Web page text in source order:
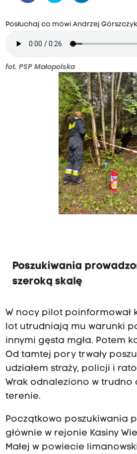
Posłuchaj co mówi Andrzej
fot. PSP Małopolska
Poszukiwania
szeroką skalę
W nocy pilot poinformował
lot utrudniają mu warunki
innymi gęsta mgła. Potem
Od tamtej pory trwały
udziałem straży, policji i
Wrak odnaleziono w trudno
terenie.
Początkowo poszukiwania
głównie w rejonie Kasiny
Małej w powiecie